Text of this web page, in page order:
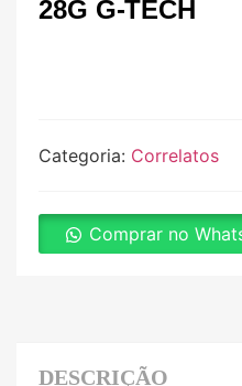
28G G-TECH
Categoria: Correlatos
Comprar no
DESCRIÇÃO